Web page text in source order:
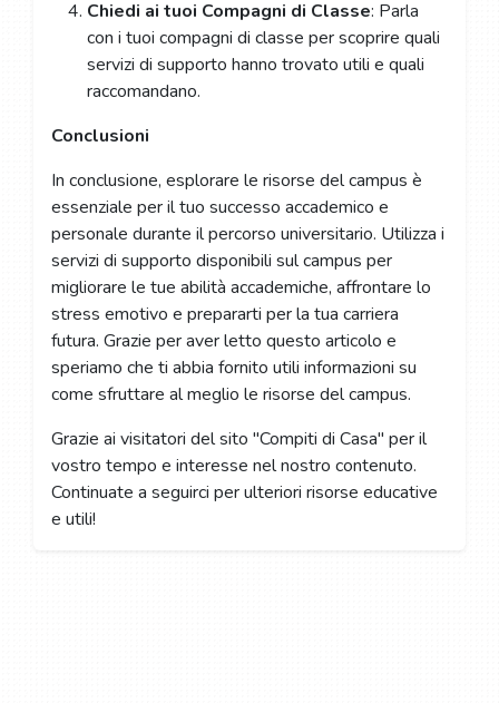
Chiedi ai tuoi Compagni di Classe: Parla
con i tuoi compagni di classe per scoprire quali
servizi di supporto hanno trovato utili e quali
raccomandano.
Conclusioni
In conclusione, esplorare le risorse del campus è
essenziale per il tuo successo accademico e
personale durante il percorso universitario. Utilizza i
servizi di supporto disponibili sul campus per
migliorare le tue abilità accademiche, affrontare lo
stress emotivo e prepararti per la tua carriera
futura. Grazie per aver letto questo articolo e
speriamo che ti abbia fornito utili informazioni su
come sfruttare al meglio le risorse del campus.
Grazie ai visitatori del sito "Compiti di Casa" per il
vostro tempo e interesse nel nostro contenuto.
Continuate a seguirci per ulteriori risorse educative
e utili!